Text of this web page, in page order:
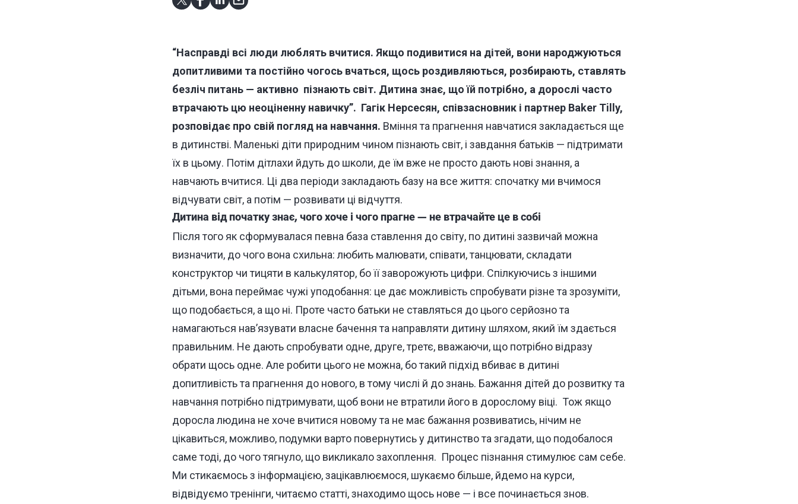
“Насправді всі люди люблять вчитися. Якщо подивитися на дітей, вони народжуються
допитливими та постійно чогось вчаться, щось роздивляються, розбирають, ставлять
безліч питань — активно пізнають світ. Дитина знає, що їй потрібно, а дорослі часто
втрачають цю неоціненну навичку”. Гагік Нерсесян, співзасновник і партнер Baker Tilly,
розповідає про свій погляд на навчання. Вміння та прагнення навчатися закладається ще
в дитинстві. Маленькі діти природним чином пізнають світ, і завдання батьків — підтримати
їх в цьому. Потім дітлахи йдуть до школи, де їм вже не просто дають нові знання, а
навчають вчитися. Ці два періоди закладають базу на все життя: спочатку ми вчимося
відчувати світ, а потім — розвивати ці відчуття.
Дитина від початку знає, чого хоче і чого прагне — не втрачайте це в собі
Після того як сформувалася певна база ставлення до світу, по дитині зазвичай можна
визначити, до чого вона схильна: любить малювати, співати, танцювати, складати
конструктор чи тицяти в калькулятор, бо її заворожують цифри. Спілкуючись з іншими
дітьми, вона переймає чужі уподобання: це дає можливість спробувати різне та зрозуміти,
що подобається, а що ні. Проте часто батьки не ставляться до цього серйозно та
намагаються нав’язувати власне бачення та направляти дитину шляхом, який їм здається
правильним. Не дають спробувати одне, друге, третє, вважаючи, що потрібно відразу
обрати щось одне. Але робити цього не можна, бо такий підхід вбиває в дитині
допитливість та прагнення до нового, в тому числі й до знань. Бажання дітей до розвитку та
навчання потрібно підтримувати, щоб вони не втратили його в дорослому віці. Тож якщо
доросла людина не хоче вчитися новому та не має бажання розвиватись, нічим не
цікавиться, можливо, подумки варто повернутись у дитинство та згадати, що подобалося
саме тоді, до чого тягнуло, що викликало захоплення. Процес пізнання стимулює сам себе.
Ми стикаємось з інформацією, зацікавлюємося, шукаємо більше, йдемо на курси,
відвідуємо тренінги, читаємо статті, знаходимо щось нове — і все починається знов.